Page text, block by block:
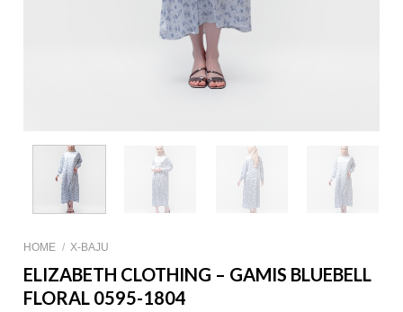
HOME / X-BAJU
ELIZABETH CLOTHING – GAMIS BLUEBELL
FLORAL 0595-1804